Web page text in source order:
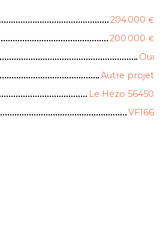
204 000 €
200 000 €
Oui
Autre projet
Le Hézo 56450
VF166